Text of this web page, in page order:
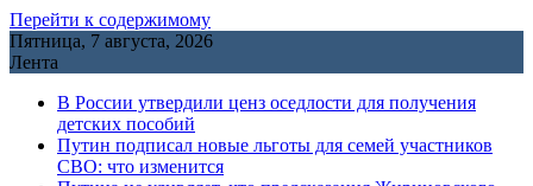
Перейти к содержимому
Пятница, 7 августа, 2026
Лента
В России утвердили ценз оседлости для получения
детских пособий
Путин подписал новые льготы для семей участников
СВО: что изменится